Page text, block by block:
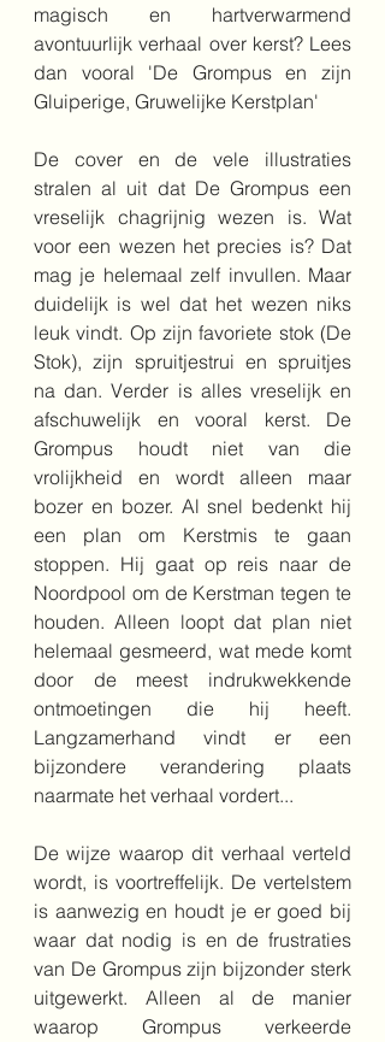
magisch en hartverwarmend
avontuurlijk verhaal over kerst? Lees
dan vooral 'De Grompus en zijn
Gluiperige, Gruwelijke Kerstplan'
De cover en de vele illustraties
stralen al uit dat De Grompus een
vreselijk chagrijnig wezen is. Wat
voor een wezen het precies is? Dat
mag je helemaal zelf invullen. Maar
duidelijk is wel dat het wezen niks
leuk vindt. Op zijn favoriete stok (De
Stok), zijn spruitjestrui en spruitjes
na dan. Verder is alles vreselijk en
afschuwelijk en vooral kerst. De
Grompus houdt niet van die
vrolijkheid en wordt alleen maar
bozer en bozer. Al snel bedenkt hij
een plan om Kerstmis te gaan
stoppen. Hij gaat op reis naar de
Noordpool om de Kerstman tegen te
houden. Alleen loopt dat plan niet
helemaal gesmeerd, wat mede komt
door de meest indrukwekkende
ontmoetingen die hij heeft.
Langzamerhand vindt er een
bijzondere verandering plaats
naarmate het verhaal vordert...
De wijze waarop dit verhaal verteld
wordt, is voortreffelijk. De vertelstem
is aanwezig en houdt je er goed bij
waar dat nodig is en de frustraties
van De Grompus zijn bijzonder sterk
uitgewerkt. Alleen al de manier
waarop Grompus verkeerde